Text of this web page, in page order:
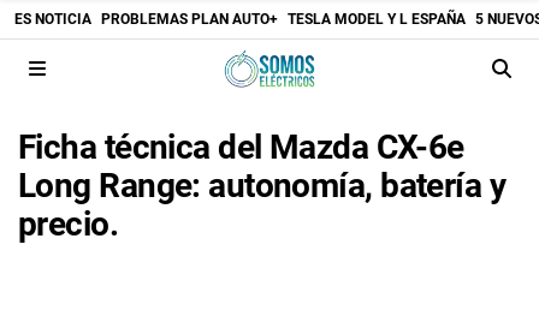
ES NOTICIA PROBLEMAS PLAN AUTO+ TESLA MODEL Y L ESPAÑA 5
Ficha técnica del Mazda CX-6e
Long Range: autonomía, batería y
precio.